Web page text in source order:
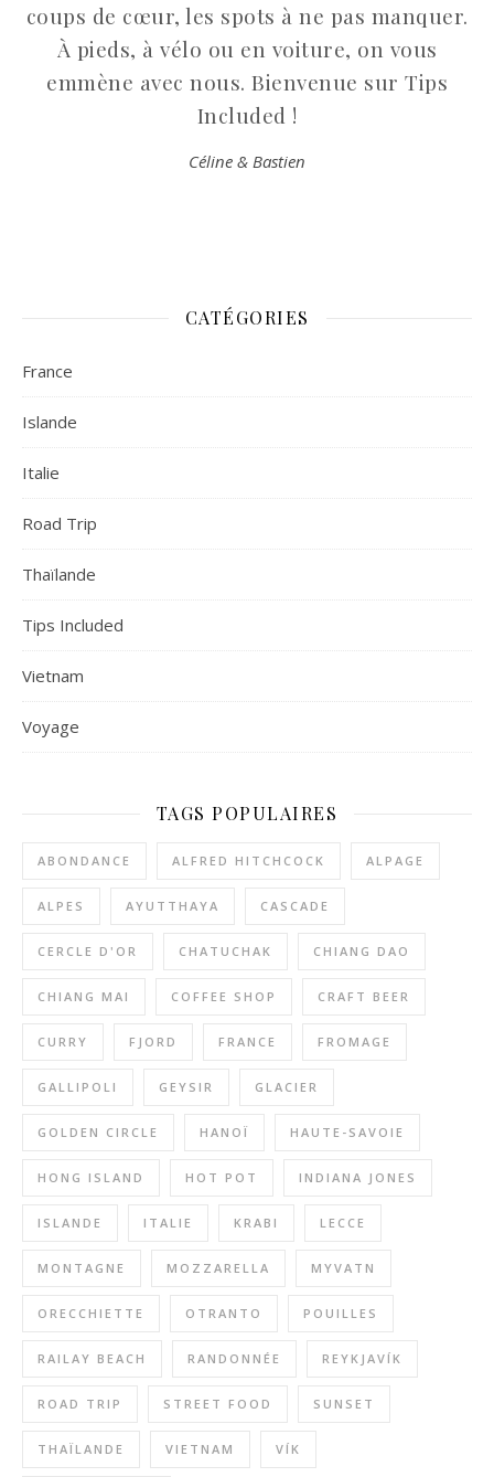
coups de cœur, les spots à ne pas manquer.
À pieds, à vélo ou en voiture, on vous
emmène avec nous. Bienvenue sur Tips
Included !
Céline & Bastien
CATÉGORIES
France
Islande
Italie
Road Trip
Thaïlande
Tips Included
Vietnam
Voyage
TAGS POPULAIRES
ABONDANCE ALFRED HITCHCOCK ALPAGE
ALPES AYUTTHAYA CASCADE
CERCLE D'OR CHATUCHAK CHIANG DAO
CHIANG MAI COFFEE SHOP CRAFT BEER
CURRY FJORD FRANCE FROMAGE
GALLIPOLI GEYSIR GLACIER
GOLDEN CIRCLE HANOÏ HAUTE-SAVOIE
HONG ISLAND HOT POT INDIANA JONES
ISLANDE ITALIE KRABI LECCE
MONTAGNE MOZZARELLA MYVATN
ORECCHIETTE OTRANTO POUILLES
RAILAY BEACH RANDONNÉE REYKJAVÍK
ROAD TRIP STREET FOOD SUNSET
THAÏLANDE VIETNAM VÍK